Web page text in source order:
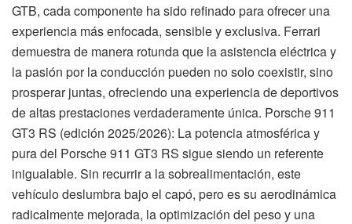
GTB, cada componente ha sido refinado para ofrecer una
experiencia más enfocada, sensible y exclusiva. Ferrari
demuestra de manera rotunda que la asistencia eléctrica y
la pasión por la conducción pueden no solo coexistir, sino
prosperar juntas, ofreciendo una experiencia de deportivos
de altas prestaciones verdaderamente única. Porsche 911
GT3 RS (edición 2025/2026): La potencia atmosférica y
pura del Porsche 911 GT3 RS sigue siendo un referente
inigualable. Sin recurrir a la sobrealimentación, este
vehículo deslumbra bajo el capó, pero es su aerodinámica
radicalmente mejorada, la optimización del peso y una